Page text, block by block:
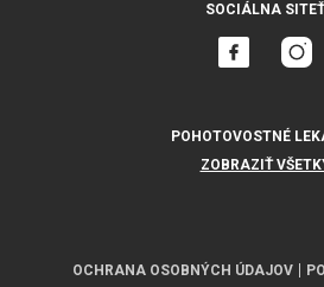
SOCIÁLNA SITEŤ
POHOTOVOSTNÉ
ZOBRAZIŤ
OCHRANA OSOBNÝCH ÚDAJOV